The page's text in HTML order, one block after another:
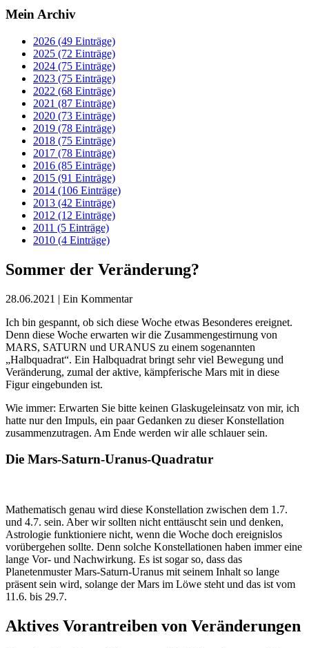
Mein Archiv
2026 (49 Einträge)
2025 (72 Einträge)
2024 (75 Einträge)
2023 (75 Einträge)
2022 (68 Einträge)
2021 (87 Einträge)
2020 (73 Einträge)
2019 (78 Einträge)
2018 (75 Einträge)
2017 (78 Einträge)
2016 (85 Einträge)
2015 (91 Einträge)
2014 (106 Einträge)
2013 (42 Einträge)
2012 (12 Einträge)
2011 (5 Einträge)
2010 (4 Einträge)
Sommer der Veränderung?
28.06.2021 | Ein Kommentar
Ich bin gespannt, ob sich diese Woche etwas Besonderes ereignet.
Denn diese Woche erwarten wir die Zusammengestirnung von
MARS, SATURN und URANUS zu einem sogenannten
„Halbquadrat“. Ein Halbquadrat bringt sehr viel Bewegung und
Veränderung, zumal der aktive, kämpferische Mars mit in diese
Figur eingebunden ist.
Wie immer: Erwarten Sie bitte keinen Glaskugeleinsatz von mir, ich
hatte nur den Impuls, ein paar Gedanken zu dieser Konstellation
zusammenzutragen. Am Ende werden wir alle schlauer sein.
Die Mars-Saturn-Uranus-Quadratur
Mathematisch genau wird diese Konstellation zwischen dem 1.7.
und 4.7. sein. Aber wir sollten nicht enttäuscht sein und denken,
Astrologie funktioniere nicht, wenn die Woche doch ereignislos
vorübergehen sollte. Denn solche Konstellationen haben immer eine
lange Vor- und Nachwirkung. Es ist sogar so, dass das
Planetenmuster Mars-Saturn-Uranus mit seinem Inhalt so lange
präsent sein wird, solange der Mars im Löwe steht und das ist vom
11.6. bis 29.7.
Aktives Vorantreiben von Veränderungen